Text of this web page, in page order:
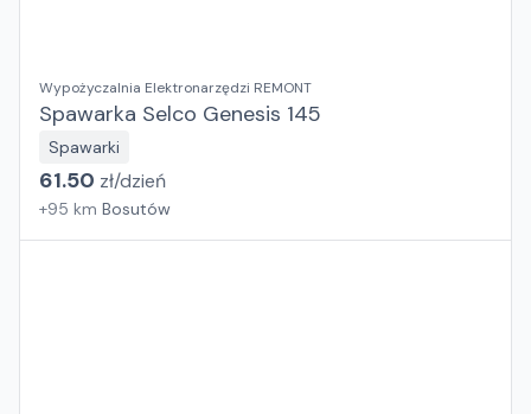
Wypożyczalnia Elektronarzędzi REMONT
Spawarka Selco Genesis 145
Spawarki
61.50 zł/dzień
+95 km Bosutów